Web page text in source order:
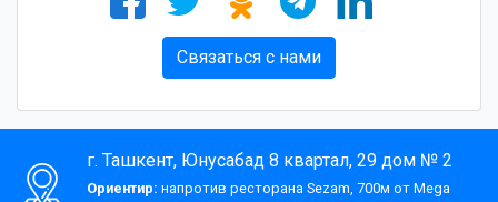
Связаться с нами
г. Ташкент, Юнусабад 8 квартал, 29 дом № 2
Ориентир: напротив ресторана Sezam, 700м от Mega